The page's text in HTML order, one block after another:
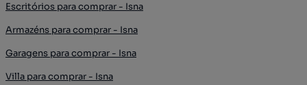
Escritórios para comprar - Isna
Armazéns para comprar - Isna
Garagens para comprar - Isna
Villa para comprar - Isna